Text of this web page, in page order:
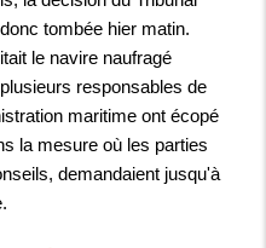
tombée hier matin.
le navire naufragé
responsables de
maritime ont écopé
la mesure où les parties
demandaient jusqu'à